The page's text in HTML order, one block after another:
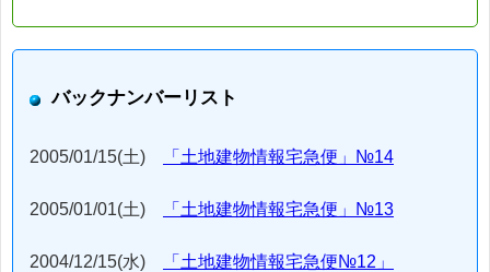
バックナンバーリスト
2005/01/15(土) 「土地建物情報宅急便」№14
2005/01/01(土) 「土地建物情報宅急便」№13
2004/12/15(水) 「土地建物情報宅急便№12」